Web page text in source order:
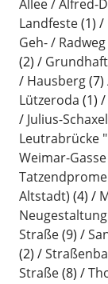
Allee / Alfred-
Landfeste(1)
Geh- /
(2)
Hausberg(7)
Lützeroda (1)
Julius-
Leutrabrücke
Weimar-Gasse
Altstadt) (4)
Straße(9)
(2)
Straße(8)